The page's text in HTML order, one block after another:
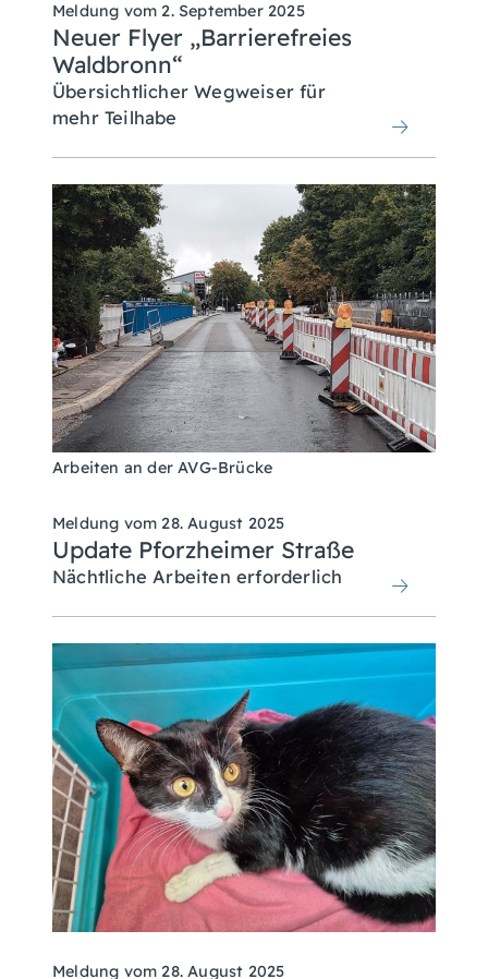
Meldung vom 2. September 2025
Neuer Flyer „Barrierefreies
Waldbronn“
Übersichtlicher Wegweiser für
mehr Teilhabe
Arbeiten an der AVG-Brücke
Meldung vom 28. August 2025
Update Pforzheimer Straße
Nächtliche Arbeiten erforderlich
Meldung vom 28. August 2025